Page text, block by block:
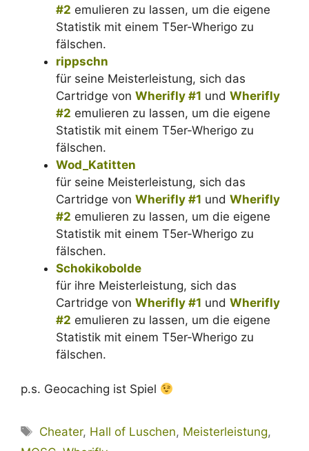
#2 emulieren zu lassen, um die eigene
Statistik mit einem T5er-Wherigo zu
fälschen.
rippschn
für seine Meisterleistung, sich das
Cartridge von Wherifly #1 und Wherifly
#2 emulieren zu lassen, um die eigene
Statistik mit einem T5er-Wherigo zu
fälschen.
Wod_Katitten
für seine Meisterleistung, sich das
Cartridge von Wherifly #1 und Wherifly
#2 emulieren zu lassen, um die eigene
Statistik mit einem T5er-Wherigo zu
fälschen.
Schokikobolde
für ihre Meisterleistung, sich das
Cartridge von Wherifly #1 und Wherifly
#2 emulieren zu lassen, um die eigene
Statistik mit einem T5er-Wherigo zu
fälschen.
p.s. Geocaching ist Spiel
Schlagwörter
Cheater, Hall of Luschen, Meisterleistung,